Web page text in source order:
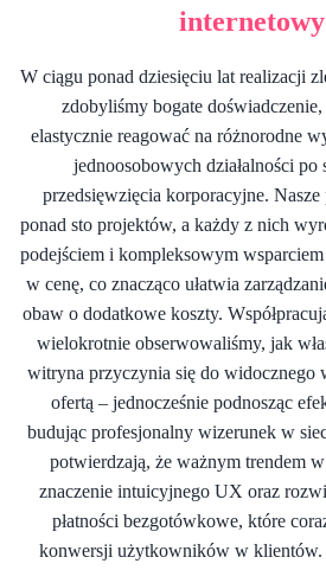
W ciągu ponad dziesięciu lat realizacji
zdobyliśmy bogate
elastycznie reagować na różnorodne
jednoosobowych działalności po
przedsięwzięcia korporacyjne.
ponad sto projektów, a każdy z nich
podejściem i kompleksowym
w cenę, co znacząco ułatwia
obaw o dodatkowe koszty.
wielokrotnie obserwowaliśmy, jak
witryna przyczynia się do widocznego
ofertą – jednocześnie podnosząc
budując profesjonalny wizerunek w
potwierdzają, że ważnym trendem
znaczenie intuicyjnego UX oraz
płatności bezgotówkowe, które
konwersji użytkowników w klientów.